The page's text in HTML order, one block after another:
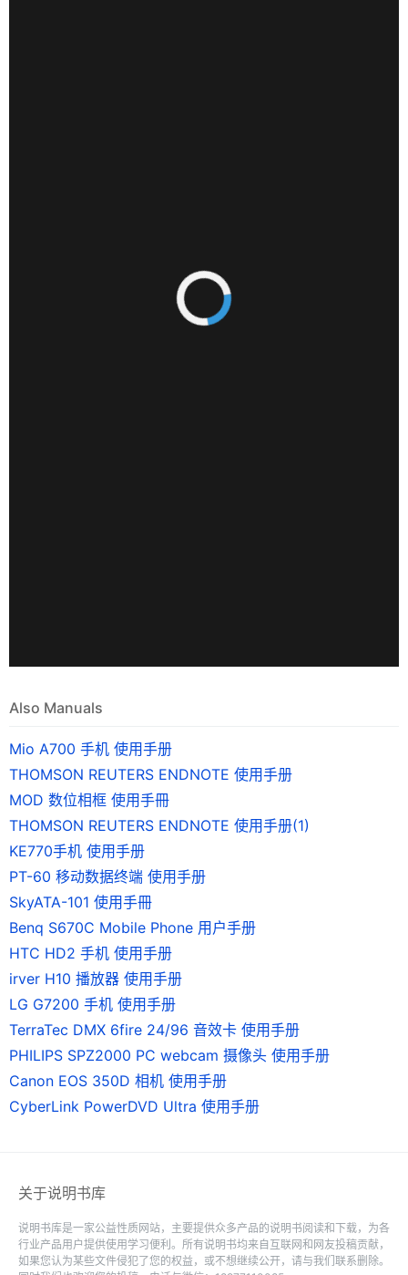
Also Manuals
Mio A700 手机 使用手册
THOMSON REUTERS ENDNOTE 使用手册
MOD 数位相框 使用手冊
THOMSON REUTERS ENDNOTE 使用手册(1)
KE770手机 使用手册
PT-60 移动数据终端 使用手册
SkyATA-101 使用手冊
Benq S670C Mobile Phone 用户手册
HTC HD2 手机 使用手册
irver H10 播放器 使用手册
LG G7200 手机 使用手册
TerraTec DMX 6fire 24/96 音效卡 使用手册
PHILIPS SPZ2000 PC webcam 摄像头 使用手册
Canon EOS 350D 相机 使用手册
CyberLink PowerDVD Ultra 使用手册
关于说明书库
说明书库是一家公益性质网站，主要提供众多产品的说明书阅读和下载，为各
行业产品用户提供使用学习便利。所有说明书均来自互联网和网友投稿贡献，
如果您认为某些文件侵犯了您的权益，或不想继续公开，请与我们联系删除。